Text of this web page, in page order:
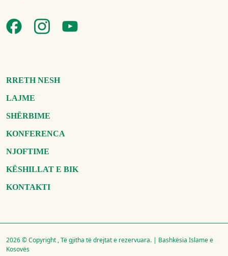
RRETH NESH
LAJME
SHËRBIME
KONFERENCA
NJOFTIME
KËSHILLAT E BIK
KONTAKTI
2026 © Copyright , Të gjitha të drejtat e rezervuara. | Bashkësia Islame e
Kosovës